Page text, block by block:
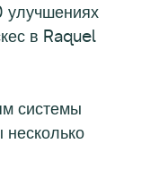
в Raquel
системы